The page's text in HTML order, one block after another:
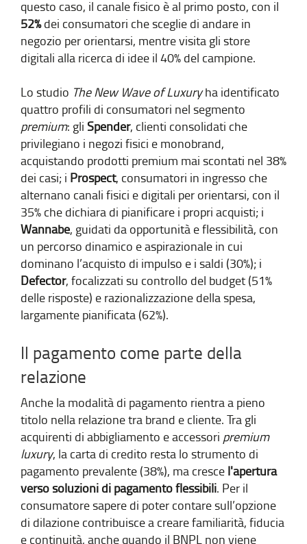
questo caso, il canale fisico è al primo posto, con il
52%dei consumatori che sceglie di andare in
negozio per orientarsi, mentre visita gli store
digitali alla ricerca di idee il 40% del campione.
Lo studio The New Wave of Luxuryha identificato
quattro profili di consumatori nel segmento
premium: gli Spender, clienti consolidati che
privilegiano i negozi fisici e monobrand,
acquistando prodotti premium mai scontati nel 38%
dei casi; i Prospect, consumatori in ingresso che
alternano canali fisici e digitali per orientarsi, con il
35% che dichiara di pianificare i propri acquisti; i
Wannabe, guidati da opportunità e flessibilità, con
un percorso dinamico e aspirazionale in cui
dominano l’acquisto di impulso e i saldi (30%); i
Defector, focalizzati su controllo del budget (51%
delle risposte) e razionalizzazione della spesa,
largamente pianificata (62%).
Il pagamento come parte della
relazione
Anche la modalità di pagamento rientra a pieno
titolo nella relazione tra brand e cliente. Tra gli
acquirenti di abbigliamento e accessori premium
luxury, la carta di credito resta lo strumento di
pagamento prevalente (38%), ma cresce l'apertura
verso soluzioni di pagamento flessibili. Per il
consumatore sapere di poter contare sull’opzione
di dilazione contribuisce a creare familiarità, fiducia
e continuità, anche quando il BNPL non viene